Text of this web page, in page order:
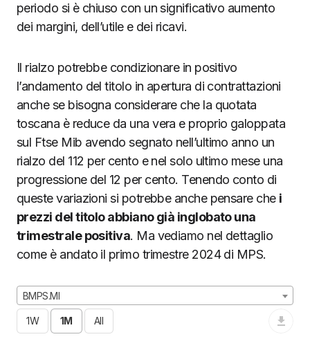
periodo si è chiuso con un significativo aumento
dei margini, dell’utile e dei ricavi.
Il rialzo potrebbe condizionare in positivo
l’andamento del titolo in apertura di contrattazioni
anche se bisogna considerare che la quotata
toscana è reduce da una vera e proprio galoppata
sul Ftse Mib avendo segnato nell’ultimo anno un
rialzo del 112 per cento e nel solo ultimo mese una
progressione del 12 per cento. Tenendo conto di
queste variazioni si potrebbe anche pensare che i
prezzi del titolo abbiano già inglobato una
trimestrale positiva. Ma vediamo nel dettaglio
come è andato il primo trimestre 2024 di MPS.
BMPS.MI